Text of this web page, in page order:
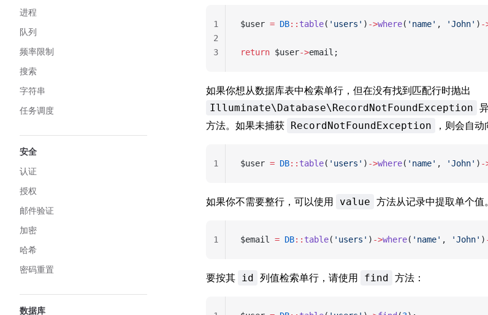
进程
队列
频率限制
搜索
字符串
任务调度
安全
认证
授权
邮件验证
加密
哈希
密码重置
数据库
$user = DB:: table( 'users' ) ->where( 'name' , 'John' ) -
return $user->email;
1
2
3
如果你想从数据库表中检索单行，但在没有找到匹配行时抛出
Illuminate\Database\RecordNotFoundException
方法。如果未捕获 RecordNotFoundException ，则会自
$user = DB:: table( 'users' ) ->where( 'name' , 'John' ) -
1
如果你不需要整行，可以使用 value 方法从记录中提取单个值
$email = DB:: table( 'users' ) ->where( 'name' , 'John' )
1
要按其 id 列值检索单行，请使用 find 方法：